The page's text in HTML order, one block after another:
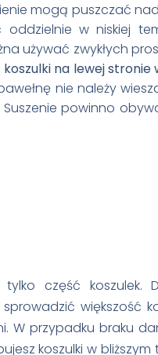
mogą puszczać
oddzielnie w niskiej
używać zwykłych
na lewej
nie należy
powinno
część koszulek.
większość
W przypadku braku
koszulki w